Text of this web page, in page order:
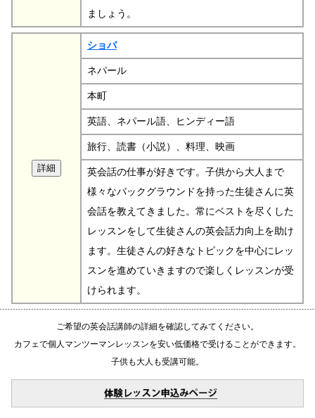
ましょう。
ショバ
ネパール
本町
英語、ネパール語、ヒンディー語
旅行、読書（小説）、料理、映画
英会話の仕事が好きです。子供から大人まで
様々なバックグラウンドを持った生徒さんに英
会話を教えてきました。常にベストを尽くした
レッスンをして生徒さんの英会話力向上を助け
ます。生徒さんの好きなトピックを中心にレッ
スンを進めていきますので楽しくレッスンが受
けられます。
ご希望の英会話講師の詳細を確認してみてください。
カフェで個人マンツーマンレッスンを安い低価格で受けることができます。
子供も大人も受講可能。